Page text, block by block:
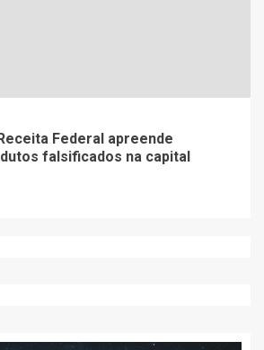
Federal apreende
falsificados na capital